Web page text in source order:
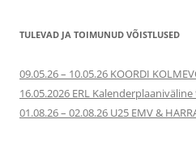
TULEVAD JA TOIMUNUD VÕISTLUSED
09.05.26 – 10.05.26 KOORDI
16.05.2026 ERL
01.08.26 – 02.08.26 U25 EMV &